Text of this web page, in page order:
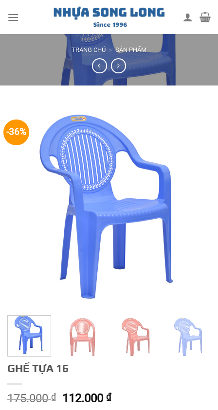
TRANG CHỦ » SẢN PHẨM
-36%
GHẾ TỰA 16
175.000₫
Giá
112.000₫Giá